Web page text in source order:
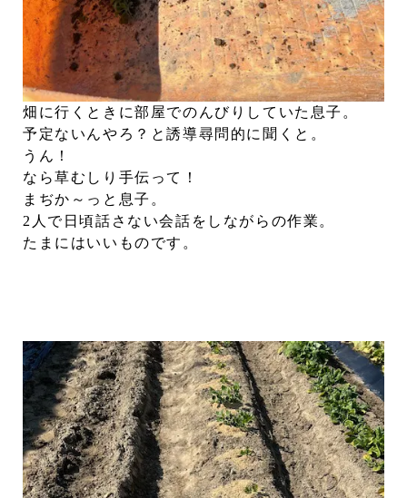
畑に行くときに部屋でのんびりしていた息子。
予定ないんやろ？と誘導尋問的に聞くと。
うん！
なら草むしり手伝って！
まぢか～っと息子。
2人で日頃話さない会話をしながらの作業。
たまにはいいものです。